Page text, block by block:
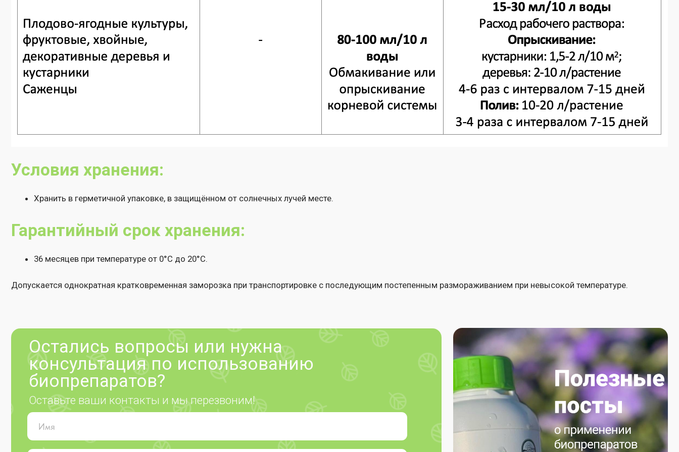
Хранить в герметичной упаковке, в защищённом от солнечных лучей месте.
Гарантийный срок хранения:
36 месяцев при температуре от 0°С до 20°С.
Допускается однократная кратковременная заморозка при транспортировке с последующим постепенным размораживанием при невысокой температуре.
Остались вопросы или нужна
консультация по использованию
биопрепаратов?
Нажимая на кнопку "Отправить", Вы соглашаетесь на обработку персональных данных
также принимаете условияоферты
Отправить